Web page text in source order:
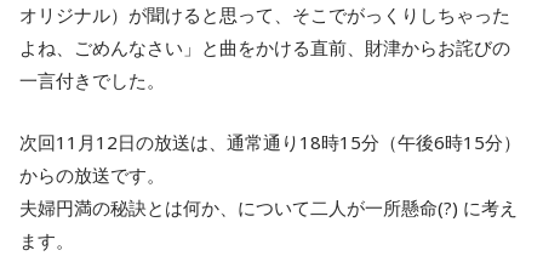
オリジナル）が聞けると思って、そこでがっくりしちゃった
よね、ごめんなさい」と曲をかける直前、財津からお詫びの
一言付きでした。
次回11月12日の放送は、通常通り18時15分（午後6時15分）
からの放送です。
夫婦円満の秘訣とは何か、について二人が一所懸命(?) に考え
ます。